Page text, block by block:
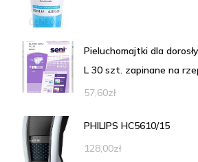
Pieluchomajtki dla
L 30 szt. zapinane na
57,60zł
PHILIPS HC5610/15
128,00zł